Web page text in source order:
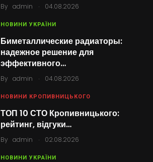
By admin . 04.08.2026
НОВИНИ УКРАЇНИ
Биметаллические радиаторы:
надежное решение для
эффективного…
By admin . 04.08.2026
НОВИНИ КРОПИВНИЦЬКОГО
ТОП 10 СТО Кропивницького:
рейтинг, відгуки…
By admin . 02.08.2026
НОВИНИ УКРАЇНИ